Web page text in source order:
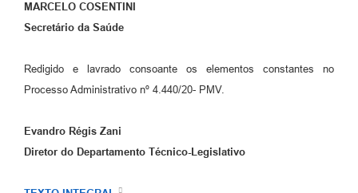
MARCELO COSENTINI
Secretário da Saúde
Redigido e lavrado consoante os elementos constantes no
Processo Administrativo nº 4.440/20- PMV.
Evandro Régis Zani
Diretor do Departamento Técnico-Legislativo